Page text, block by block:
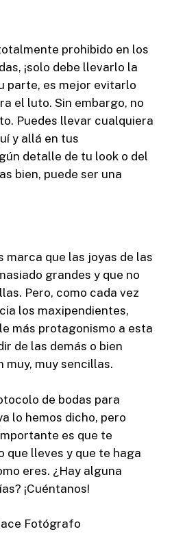
prohibido en los
¡solo debe llevarlo la
parte, es mejor evitarlo
el luto. Sin embargo, no
Puedes llevar cualquiera
y allá en tus
detalle de tu look o del
bien, puede ser una
marca que las joyas de las
grandes y que no
Pero, como cada vez
los maxipendientes,
más protagonismo a esta
de las demás o bien
muy, muy sencillas.
de bodas para
lo hemos dicho, pero
es que te
que lleves y que te haga
eres. ¿Hay alguna
¡Cuéntanos!
Fotógrafo